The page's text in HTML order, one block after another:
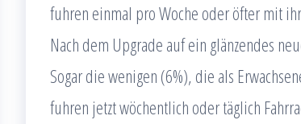
fuhren einmal pro Woche oder öfter mit
Nach dem Upgrade auf ein glänzendes
Sogar die wenigen (6%), die als
fuhren jetzt wöchentlich oder täglich